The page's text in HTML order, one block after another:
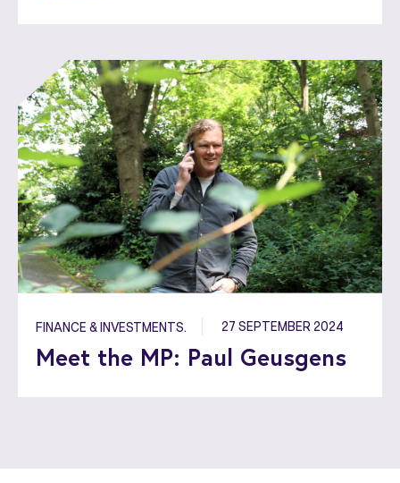
FINANCE & INVESTMENTS. 27 SEPTEMBER 2024
Meet the MP: Paul Geusgens